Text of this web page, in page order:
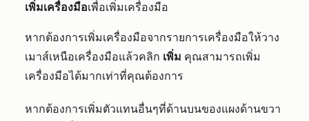
เพิ่มเครื่องมือเพื่อเพิ่มเครื่องมือ
หากต้องการเพิ่มเครื่องมือจากรายการเครื่องมือให้วาง
เมาส์เหนือเครื่องมือแล้วคลิก เพิ่ม คุณสามารถเพิ่ม
เครื่องมือได้มากเท่าที่คุณต้องการ
หากต้องการเพิ่มตัวแทนอื่นๆที่ด้านบนของแผงด้านขวา